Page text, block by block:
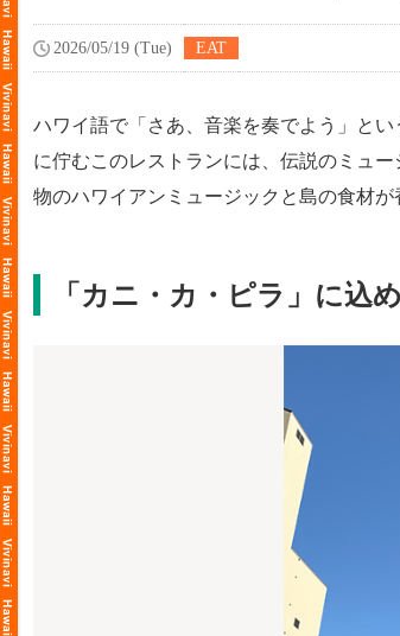
2026/05/19 (Tue) EAT
ハワイ語で「さあ、音楽を奏でよう」と
に佇むこのレストランには、伝説のミュ
物のハワイアンミュージックと島の食材
「カニ・カ・ピラ」に込